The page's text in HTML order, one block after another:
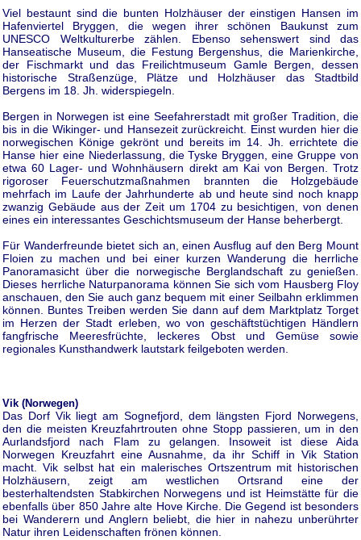
Viel bestaunt sind die bunten Holzhäuser der einstigen Hansen im
Hafenviertel Bryggen, die wegen ihrer schönen Baukunst zum
UNESCO Weltkulturerbe zählen. Ebenso sehenswert sind das
Hanseatische Museum, die Festung Bergenshus, die Marienkirche,
der Fischmarkt und das Freilichtmuseum Gamle Bergen, dessen
historische Straßenzüge, Plätze und Holzhäuser das Stadtbild
Bergens im 18. Jh. widerspiegeln.
Bergen in Norwegen ist eine Seefahrerstadt mit großer Tradition, die
bis in die Wikinger- und Hansezeit zurückreicht. Einst wurden hier die
norwegischen Könige gekrönt und bereits im 14. Jh. errichtete die
Hanse hier eine Niederlassung, die Tyske Bryggen, eine Gruppe von
etwa 60 Lager- und Wohnhäusern direkt am Kai von Bergen. Trotz
rigoroser Feuerschutzmaßnahmen brannten die Holzgebäude
mehrfach im Laufe der Jahrhunderte ab und heute sind noch knapp
zwanzig Gebäude aus der Zeit um 1704 zu besichtigen, von denen
eines ein interessantes Geschichtsmuseum der Hanse beherbergt.
Für Wanderfreunde bietet sich an, einen Ausflug auf den Berg Mount
Floien zu machen und bei einer kurzen Wanderung die herrliche
Panoramasicht über die norwegische Berglandschaft zu genießen.
Dieses herrliche Naturpanorama können Sie sich vom Hausberg Floy
anschauen, den Sie auch ganz bequem mit einer Seilbahn erklimmen
können. Buntes Treiben werden Sie dann auf dem Marktplatz Torget
im Herzen der Stadt erleben, wo von geschäftstüchtigen Händlern
fangfrische Meeresfrüchte, leckeres Obst und Gemüse sowie
regionales Kunsthandwerk lautstark feilgeboten werden.
Vik (Norwegen)
Das Dorf Vik liegt am Sognefjord, dem längsten Fjord Norwegens,
den die meisten Kreuzfahrtrouten ohne Stopp passieren, um in den
Aurlandsfjord nach Flam zu gelangen. Insoweit ist diese Aida
Norwegen Kreuzfahrt eine Ausnahme, da ihr Schiff in Vik Station
macht. Vik selbst hat ein malerisches Ortszentrum mit historischen
Holzhäusern, zeigt am westlichen Ortsrand eine der
besterhaltendsten Stabkirchen Norwegens und ist Heimstätte für die
ebenfalls über 850 Jahre alte Hove Kirche. Die Gegend ist besonders
bei Wanderern und Anglern beliebt, die hier in nahezu unberührter
Natur ihren Leidenschaften frönen können.